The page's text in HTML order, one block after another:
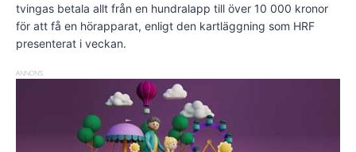
tvingas betala allt från en hundralapp till över 10 000 kronor
för att få en hörapparat, enligt den kartläggning som HRF
presenterat i veckan.
ANNONS